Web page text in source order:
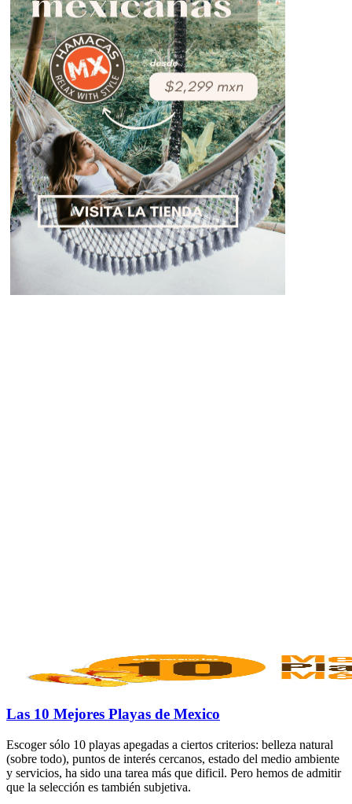
Las 10 Mejores Playas de Mexico
Escoger sólo 10 playas apegadas a ciertos criterios: belleza natural
(sobre todo), puntos de interés cercanos, estado del medio ambiente
y servicios, ha sido una tarea más que dificil. Pero hemos de admitir
que la selección es también subjetiva.